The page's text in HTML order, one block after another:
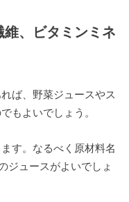
、ビタミンミネ
ば、野菜ジュースやス
もよいでしょう。
す。なるべく原材料名
ジュースがよいでしょ